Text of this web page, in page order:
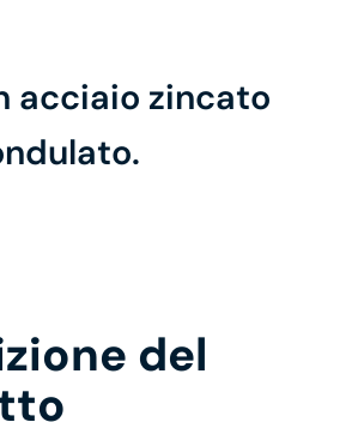
acciaio zincato
del